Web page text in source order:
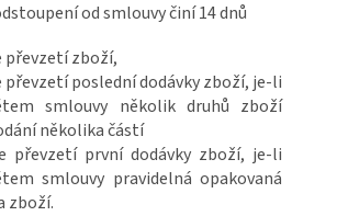
od smlouvy činí 14 dnů
převzetí zboží,
převzetí poslední dodávky zboží, je-li
smlouvy několik druhů zboží
několika částí
převzetí první dodávky zboží, je-li
smlouvy pravidelná opakovaná
zboží.